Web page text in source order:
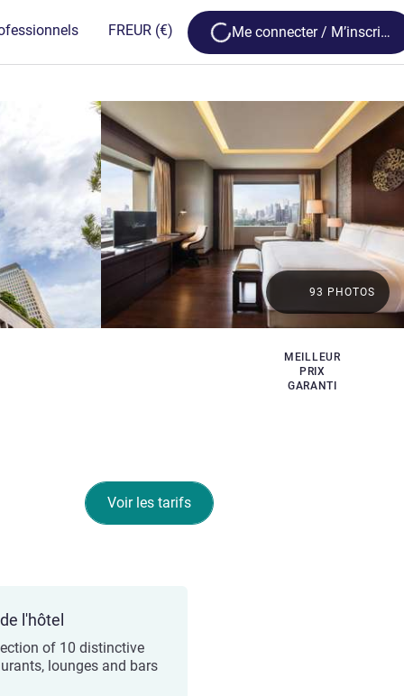
FREUR (€) Loading...
Me connecter / M’inscrire
MEILLEUR
PRIX
GARANTI
93 PHOTOS
Voir les tarifs
l'hôtel
of 10 distinctive
lounges and bars